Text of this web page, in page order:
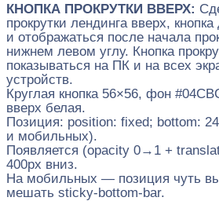
КНОПКА ПРОКРУТКИ ВВЕРХ:
прокрутки лендинга вверх,
и отображаться после начала
нижнем левом углу. Кнопка
показываться на ПК и на всех
устройств.
Круглая кнопка 56×56, фон
вверх белая.
Позиция: position: fixed; bottom:
и мобильных).
Появляется (opacity 0→1 +
400px вниз.
На мобильных — позиция чуть
мешать sticky-bottom-bar.